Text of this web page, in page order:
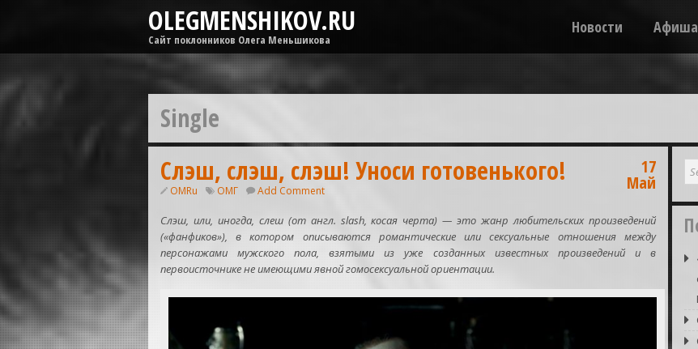
OLEGMENSHIKOV.RU
Сайт поклонников Олега Меньшикова
Новости Афиша
Single
Слэш, слэш, слэш! Уноси готовенького!
OMRu ОМГ Add Comment
17
Май
Слэш, или, иногда, слеш (от англ. slash, косая черта) — это жанр любительских произведений
(«фанфиков»), в котором описываются романтические или сексуальные отношения между
персонажами мужского пола, взятыми из уже созданных известных произведений и в
первоисточнике не имеющими явной гомосексуальной ориентации.